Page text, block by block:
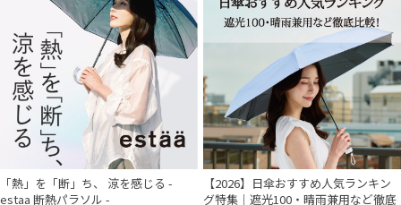
「熱」を「断」ち、 涼を感じる -
estaa 断熱パラソル -
【2026】日傘おすすめ人気ランキン
グ特集｜遮光100・晴雨兼用など徹底